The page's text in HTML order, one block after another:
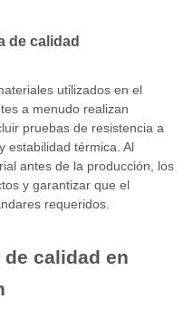
de calidad
utilizados en el
a menudo realizan
pruebas de resistencia a
estabilidad térmica. Al
antes de la producción, los
y garantizar que el
requeridos.
calidad en